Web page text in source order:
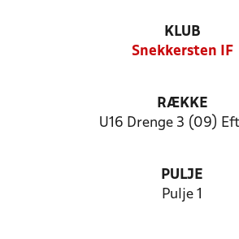
KLUB
Snekkersten IF
RÆKKE
U16 Drenge 3 (09)
PULJE
Pulje 1